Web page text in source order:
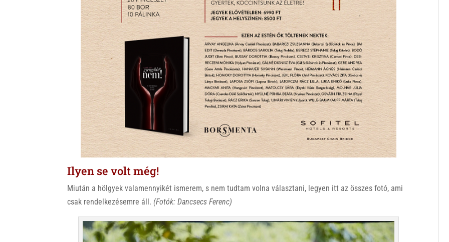
Ilyen se volt még!
Miután a hölgyek valamennyikét ismerem, s nem tudtam volna választani, legyen itt az összes fotó, ami
csak rendelkezésemre áll. (Fotók: Dancsecs Ferenc)